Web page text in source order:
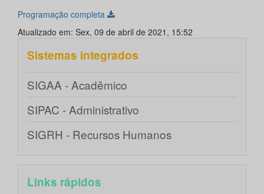
Programação completa
Atualizado em: Sex, 09 de abril de 2021, 15:52
Sistemas integrados
SIGAA - Acadêmico
SIPAC - Administrativo
SIGRH - Recursos Humanos
Links rápidos